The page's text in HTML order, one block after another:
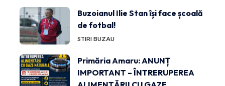
Buzoianul Ilie Stan își face școală
de fotbal!
STIRI BUZAU
Primăria Amaru: ANUNȚ
IMPORTANT – ÎNTRERUPEREA